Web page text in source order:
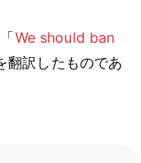
We should ban
翻訳したものであ